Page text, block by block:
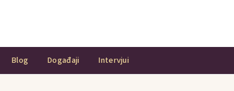
Blog Događaji Intervjui